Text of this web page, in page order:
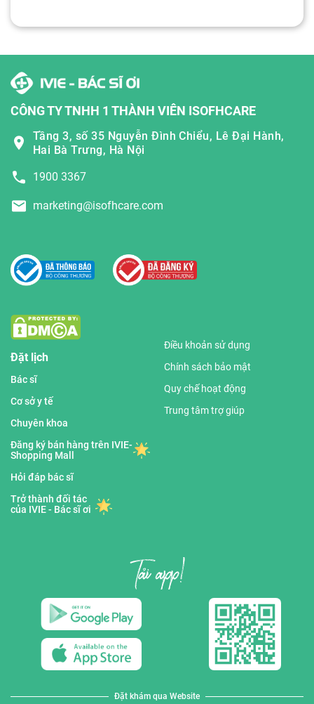
CÔNG TY TNHH 1 THÀNH VIÊN ISOFHCARE
Tầng 3, số 35 Nguyễn Đình Chiểu, Lê Đại Hành,
Hai Bà Trưng, Hà Nội
1900 3367
marketing@isofhcare.com
Đặt lịch
Bác sĩ
Cơ sở y tế
Chuyên khoa
Đăng ký bán hàng trên IVIE-
Shopping Mall
Hỏi đáp bác sĩ
Trở thành đối tác
của IVIE - Bác sĩ ơi
Điều khoản sử dụng
Chính sách bảo mật
Quy chế hoạt động
Trung tâm trợ giúp
Đặt khám qua Website